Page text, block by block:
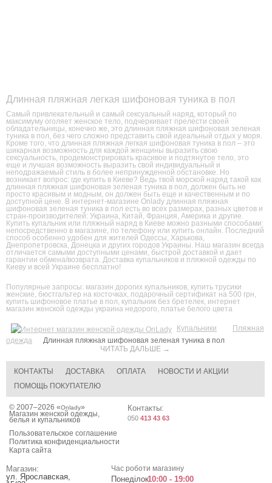
Длинная пляжная легкая шифоновая туника в пол
Самый привлекательный и самый сексуальный наряд, который по
максимуму оголяет женское тело, подчеркивает прелести своей
обладательницы, конечно же, это длинная пляжная шифоновая зеленая
туника в пол, без чего сложно представить свой идеальный отдых у моря.
Кроме того, что длинная пляжная легкая шифоновая туника в пол – это
шикарная возможность для каждой женщины выразить свою
сексуальность, продемонстрировать красивое и подтянутое тело, это
еще и лучшая возможность выразить свой индивидуальный и
неподражаемый стиль в более непринужденной обстановке. Но
возникает вопрос: где купить в Киеве? Ведь твой морской наряд такой как
длинная пляжная шифоновая зеленая туника в пол, должен быть не
просто красивым и модным, он должен быть еще и качественным и по
доступной цене. В интернет-магазине Onlady длинная пляжная
шифоновая зеленая туника в пол есть во всех размерах, разных цветов и
стран-производителей: Украина, Китай, Франция, Америка и другие.
Купить купальник или пляжный наряд в Киеве можно разными способами:
непосредственно в магазине, по телефону или купить онлайн. Последний
способ особенно удобен для жителей Одессы, Харькова,
Днепропетровска, Донецка и других городов Украины. Наш магазин всегда
отличается самыми доступными ценами, быстрой доставкой и дает
гарантии обмена/возврата. Доставка купальников и пляжной одежды по
Киеву и всей Украине бесплатно!
ЧИТАТЬ ДАЛЬШЕ →
Популярные запросы: магазин дорогих купальников купить трусики
женские бюстгальтер на косточках подарочный сертификат на 500 грн
купить шифоновое платье в пол купальник без бретелек интернет
магазин женской одежды украина недорого платье белого цвета
Купальники
Пляжная
одежда
Длинная пляжная шифоновая зеленая туника в пол
КОНТАКТЫ ДОСТАВКА ОПЛАТА
НОВОСТИ И АКЦИИ
ПОМОЩЬ ПОКУПАТЕЛЮ
© 2007–2026 «Onlady»
Магазин женской одежды,
белья и купальников
Пользовательское соглашение
Политика конфиденциальности
Карта сайта
Контакты:
050 413 43 63
Магазин:
ул. Ярославская,
Час роботи магазину
Понеділок10:00 - 19:00